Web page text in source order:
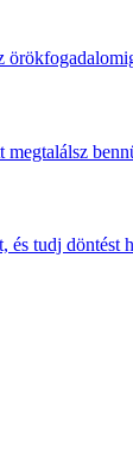
megtalálsz
és tudj döntést